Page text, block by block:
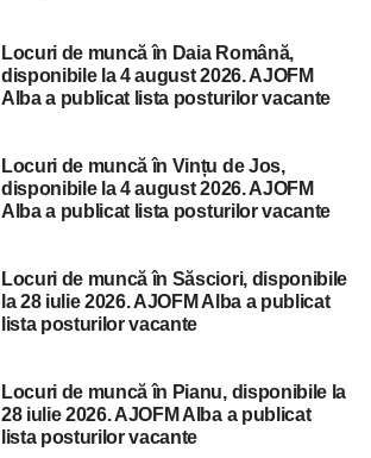
Locuri de muncă în Daia Română,
disponibile la 4 august 2026. AJOFM
Alba a publicat lista posturilor vacante
Locuri de muncă în Vințu de Jos,
disponibile la 4 august 2026. AJOFM
Alba a publicat lista posturilor vacante
Locuri de muncă în Săsciori, disponibile
la 28 iulie 2026. AJOFM Alba a publicat
lista posturilor vacante
Locuri de muncă în Pianu, disponibile la
28 iulie 2026. AJOFM Alba a publicat
lista posturilor vacante